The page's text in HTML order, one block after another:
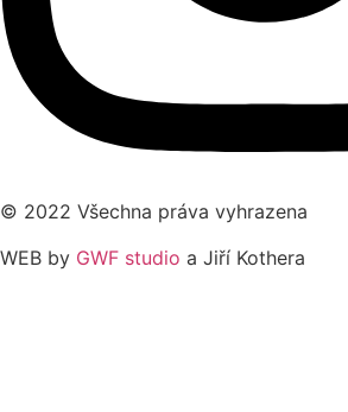
© 2022 Všechna práva vyhrazena
WEB by GWF studio a Jiří Kothera